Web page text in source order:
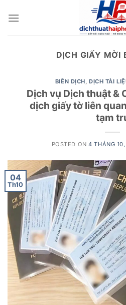
DỊCH GIẤY MỜI
BIÊN DỊCH,DỊCH TÀI
Dịch vụ Dịch thuật &
dịch giấy tờ liên
tạm
POSTED ON4 THÁNG
04
Th10